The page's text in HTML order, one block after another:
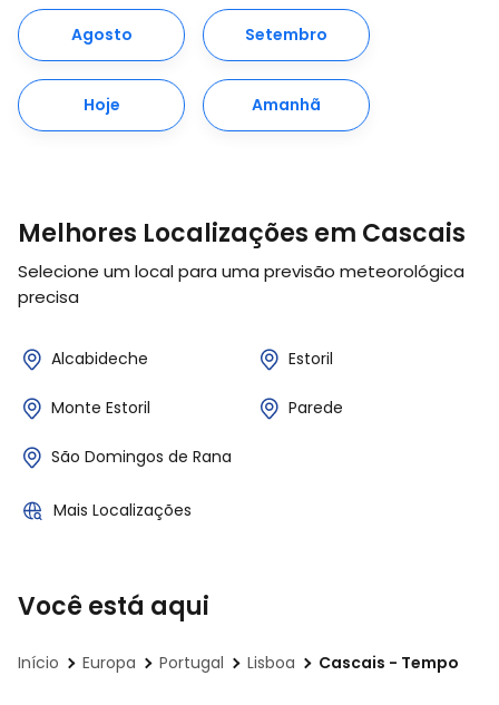
Agosto Setembro
Hoje Amanhã
Melhores Localizações em Cascais
Selecione um local para uma previsão meteorológica
precisa
Alcabideche Estoril
Monte Estoril Parede
São Domingos de Rana
Mais Localizações
Você está aqui
Início Europa Portugal Lisboa Cascais - Tempo